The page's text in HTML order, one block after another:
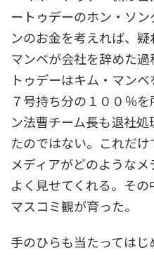
ートゥデーのホン・ソ
ンのお金を考えれば、疑
マンベが会社を辞めた
トゥデーはキム・マン
７号持ち分の１００％
ン法曹チーム長も退社
たのではない。これだ
メディアがどのような
よく見せてくれる。そ
マスコミ観が育った。
手のひらも当たっては